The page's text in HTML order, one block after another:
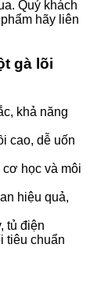
Quý khách
hãy liên
gà lõi
khả năng
cao, dễ uốn
cơ học và môi
hiệu quả,
tủ điện
tiêu chuẩn